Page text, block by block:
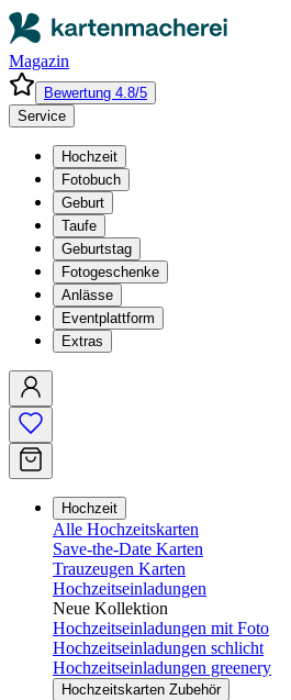
Magazin
Bewertung 4.8/5
Service
Hochzeit
Fotobuch
Geburt
Taufe
Geburtstag
Fotogeschenke
Anlässe
Eventplattform
Extras
Hochzeit
Alle Hochzeitskarten
Save-the-Date Karten
Trauzeugen Karten
Hochzeitseinladungen
Neue Kollektion
Hochzeitseinladungen mit Foto
Hochzeitseinladungen schlicht
Hochzeitseinladungen greenery
Hochzeitskarten Zubehör